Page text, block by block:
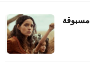
مسبوقة